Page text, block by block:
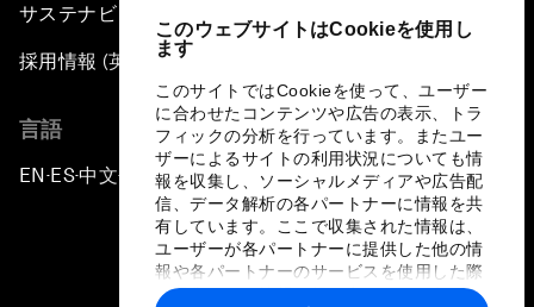
このウェブサイトはCookieを使用し
ます
このサイトではCookieを使って、ユーザー
に合わせたコンテンツや広告の表示、トラ
フィックの分析を行っています。またユー
ザーによるサイトの利用状況についても情
報を収集し、ソーシャルメディアや広告配
信、データ解析の各パートナーに情報を共
有しています。ここで収集された情報は、
ユーザーが各パートナーに提供した他の情
報や各パートナーのサービスを使用した際
に収集された情報と組み合わされ、各パー
サステナビリティへの取り組み
採用情報 (英語のみ)
言語
EN ▪ES▪中文▪ 日本語